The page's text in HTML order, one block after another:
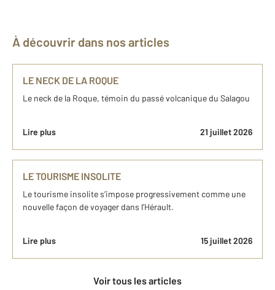
À découvrir dans nos articles
LE NECK DE LA ROQUE
Le neck de la Roque, témoin du passé volcanique du Salagou
Lire plus 21 juillet 2026
LE TOURISME INSOLITE
Le tourisme insolite s’impose progressivement comme une
nouvelle façon de voyager dans l’Hérault.
Lire plus 15 juillet 2026
Voir tous les articles